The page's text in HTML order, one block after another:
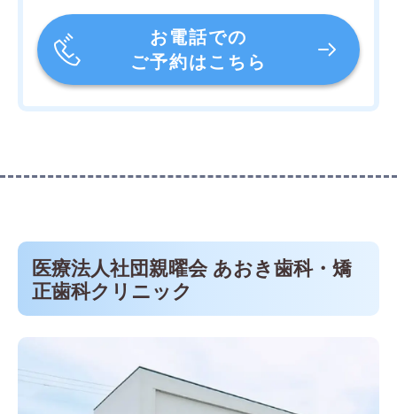
お電話での
ご予約はこちら
医療法人社団親曜会 あおき歯科・矯
正歯科クリニック